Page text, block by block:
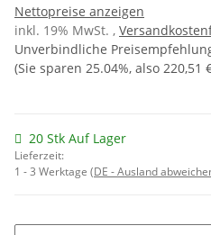
Nettopreise anzeigen
inkl. 19% MwSt. ,
Unverbindliche
(Sie sparen 25.04%, also 220,51
20 Stk Auf Lager
Lieferzeit:
1 - 3 Werktage (DE - Ausland